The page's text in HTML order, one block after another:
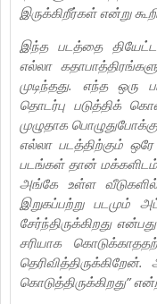
இருக்கிறீர்கள் என்று
இந்த படத்தை
எல்லா
முடிந்தது. எந்த
தொடர்பு படுத்திக்
முழுதாக
எல்லா படத்திற்கும் ஒரே
படங்கள் தான்
அங்கே உள்ள
இறுகப்பற்று படமும்
சேர்ந்திருக்கிறது
சரியாக
கொடுத்திருக்கிறது”